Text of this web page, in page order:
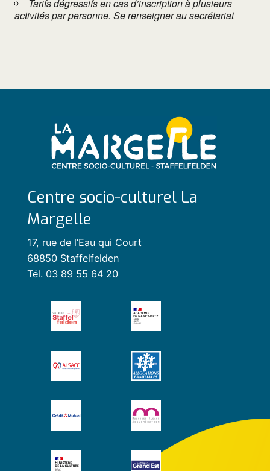
Tarifs dégressifs en cas d’inscription à plusieurs
activités par personne. Se renseigner au secrétariat
Centre socio-culturel La
Margelle
17, rue de l’Eau qui Court
68850 Staffelfelden
Tél. 03 89 55 64 20